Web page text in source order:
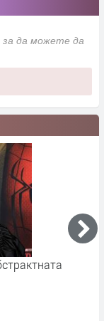
за да можете да